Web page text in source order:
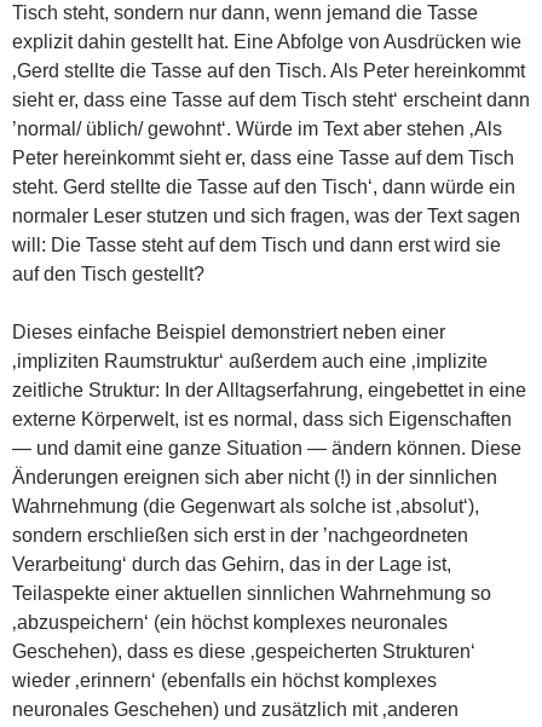
Tisch steht, sondern nur dann, wenn jemand die Tasse
explizit dahin gestellt hat. Eine Abfolge von Ausdrücken wie
‚Gerd stellte die Tasse auf den Tisch. Als Peter hereinkommt
sieht er, dass eine Tasse auf dem Tisch steht‘ erscheint dann
’normal/ üblich/ gewohnt‘. Würde im Text aber stehen ‚Als
Peter hereinkommt sieht er, dass eine Tasse auf dem Tisch
steht. Gerd stellte die Tasse auf den Tisch‘, dann würde ein
normaler Leser stutzen und sich fragen, was der Text sagen
will: Die Tasse steht auf dem Tisch und dann erst wird sie
auf den Tisch gestellt?
Dieses einfache Beispiel demonstriert neben einer
‚impliziten Raumstruktur‘ außerdem auch eine ‚implizite
zeitliche Struktur: In der Alltagserfahrung, eingebettet in eine
externe Körperwelt, ist es normal, dass sich Eigenschaften
— und damit eine ganze Situation — ändern können. Diese
Änderungen ereignen sich aber nicht (!) in der sinnlichen
Wahrnehmung (die Gegenwart als solche ist ‚absolut‘),
sondern erschließen sich erst in der ’nachgeordneten
Verarbeitung‘ durch das Gehirn, das in der Lage ist,
Teilaspekte einer aktuellen sinnlichen Wahrnehmung so
‚abzuspeichern‘ (ein höchst komplexes neuronales
Geschehen), dass es diese ‚gespeicherten Strukturen‘
wieder ‚erinnern‘ (ebenfalls ein höchst komplexes
neuronales Geschehen) und zusätzlich mit ‚anderen